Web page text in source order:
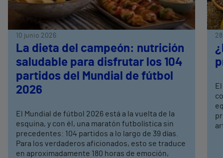
10 junio 2026
La dieta del campeón: nutrición
saludable para disfrutar los 104
partidos del Mundial de fútbol
2026
El Mundial de fútbol 2026 está a la vuelta de la
esquina, y con él, una maratón futbolística sin
precedentes: 104 partidos a lo largo de 39 días.
Para los verdaderos aficionados, esto se traduce
en aproximadamente 180 horas de emoción,